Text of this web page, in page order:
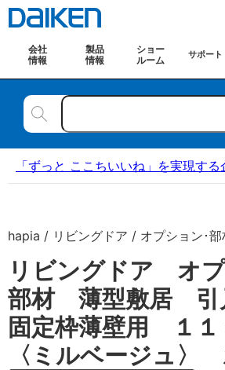
会社
情報
製品
情報
ショー
ルーム
サポート
「ずっと ここちいいね」を実現す
hapia / リビングドア / オプション･
リビングドア オプ
部材 薄型敷居 引
固定枠薄壁用 １
〈ミルベージュ〉